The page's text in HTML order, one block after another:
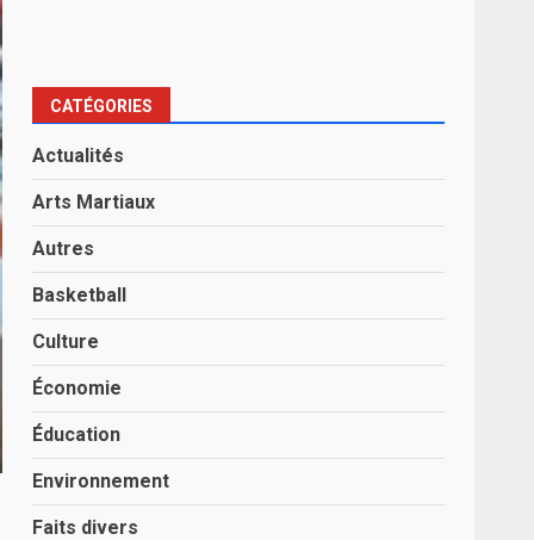
CATÉGORIES
Actualités
Arts Martiaux
Autres
Basketball
Culture
Économie
Éducation
Environnement
Faits divers